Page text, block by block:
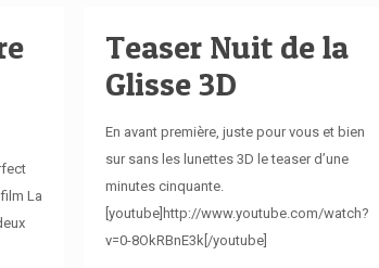
La
Teaser Nuit de la
Glisse 3D
En avant première, juste pour vous et bien
sur sans les lunettes 3D le teaser d’une
minutes cinquante.
[youtube]http://www.youtube.com/watch?
v=0-8OkRBnE3k[/youtube]